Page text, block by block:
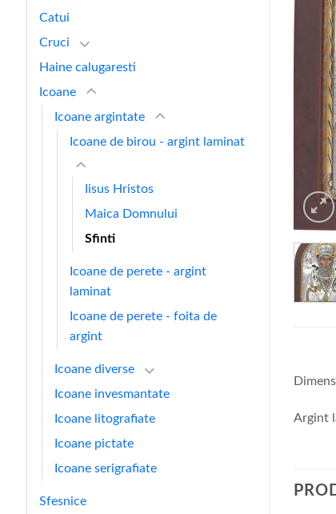
Catui
Cruci
Haine calugaresti
Icoane
Icoane argintate
Icoane de birou - argint laminat
Iisus Hristos
Maica Domnului
Sfinti
Icoane de perete - argint
laminat
Icoane de perete - foita de
argint
Icoane diverse
Icoane invesmantate
Icoane litografiate
Icoane pictate
Icoane serigrafiate
Sfesnice
Argint